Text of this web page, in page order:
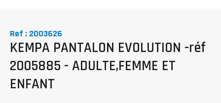
Ref : 2003626
KEMPA PANTALON EVOLUTION -réf
2005885 - ADULTE,FEMME ET
ENFANT